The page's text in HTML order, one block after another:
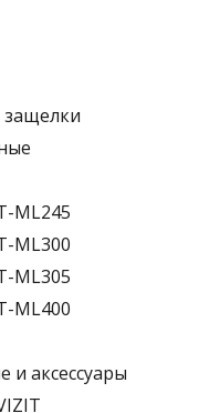
защелки
ML245
ML300
ML305
ML400
аксессуары